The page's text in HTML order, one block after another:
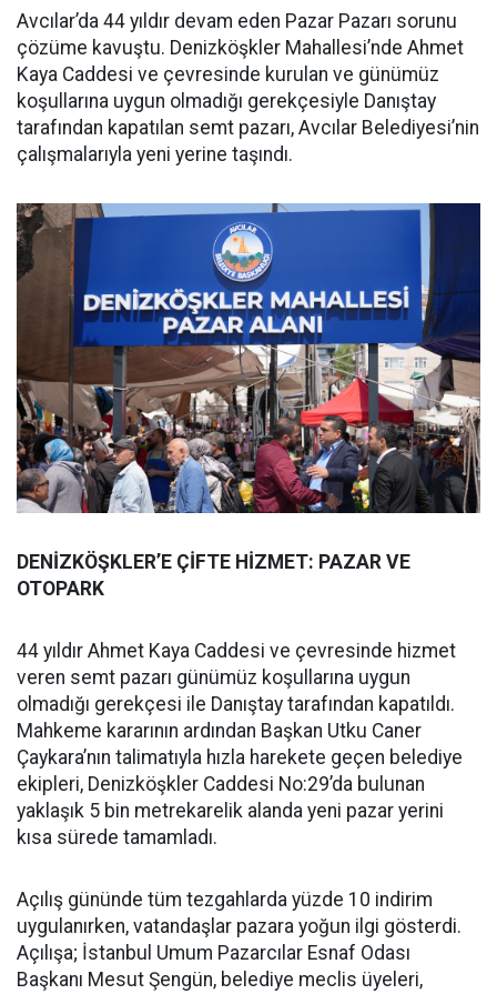
Avcılar’da 44 yıldır devam eden Pazar Pazarı sorunu
çözüme kavuştu. Denizköşkler Mahallesi’nde Ahmet
Kaya Caddesi ve çevresinde kurulan ve günümüz
koşullarına uygun olmadığı gerekçesiyle Danıştay
tarafından kapatılan semt pazarı, Avcılar Belediyesi’nin
çalışmalarıyla yeni yerine taşındı.
DENİZKÖŞKLER’E ÇİFTE HİZMET: PAZAR VE
OTOPARK
44 yıldır Ahmet Kaya Caddesi ve çevresinde hizmet
veren semt pazarı günümüz koşullarına uygun
olmadığı gerekçesi ile Danıştay tarafından kapatıldı.
Mahkeme kararının ardından Başkan Utku Caner
Çaykara’nın talimatıyla hızla harekete geçen belediye
ekipleri, Denizköşkler Caddesi No:29’da bulunan
yaklaşık 5 bin metrekarelik alanda yeni pazar yerini
kısa sürede tamamladı.
Açılış gününde tüm tezgahlarda yüzde 10 indirim
uygulanırken, vatandaşlar pazara yoğun ilgi gösterdi.
Açılışa; İstanbul Umum Pazarcılar Esnaf Odası
Başkanı Mesut Şengün, belediye meclis üyeleri,